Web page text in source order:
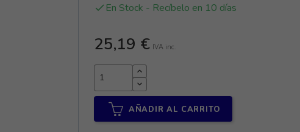
done En Stock - Recíbelo en 10 días
25,19 € IVA inc.
AÑADIR AL CARRITO